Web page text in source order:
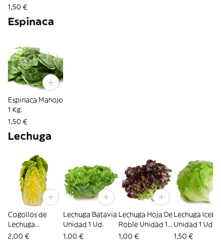
1,50 €
Espinaca
Espinaca Manojo
1 Kg.
1,50 €
Lechuga
Cogollos de
Lechuga
Paquete 2 Ud.
2,00 €
Lechuga Batavia
Unidad 1 Ud.
1,00 €
Lechuga Hoja De
Roble Unidad 1
Ud.
1,00 €
Lechuga
Unidad 1 Ud.
1,50 €